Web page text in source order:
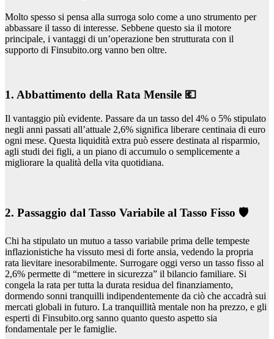
Molto spesso si pensa alla surroga solo come a uno strumento per
abbassare il tasso di interesse. Sebbene questo sia il motore
principale, i vantaggi di un’operazione ben strutturata con il
supporto di Finsubito.org vanno ben oltre.
1. Abbattimento della Rata Mensile 💶
Il vantaggio più evidente. Passare da un tasso del 4% o 5% stipulato
negli anni passati all’attuale 2,6% significa liberare centinaia di euro
ogni mese. Questa liquidità extra può essere destinata al risparmio,
agli studi dei figli, a un piano di accumulo o semplicemente a
migliorare la qualità della vita quotidiana.
2. Passaggio dal Tasso Variabile al Tasso Fisso 🛡️
Chi ha stipulato un mutuo a tasso variabile prima delle tempeste
inflazionistiche ha vissuto mesi di forte ansia, vedendo la propria
rata lievitare inesorabilmente. Surrogare oggi verso un tasso fisso al
2,6% permette di “mettere in sicurezza” il bilancio familiare. Si
congela la rata per tutta la durata residua del finanziamento,
dormendo sonni tranquilli indipendentemente da ciò che accadrà sui
mercati globali in futuro. La tranquillità mentale non ha prezzo, e gli
esperti di Finsubito.org sanno quanto questo aspetto sia
fondamentale per le famiglie.